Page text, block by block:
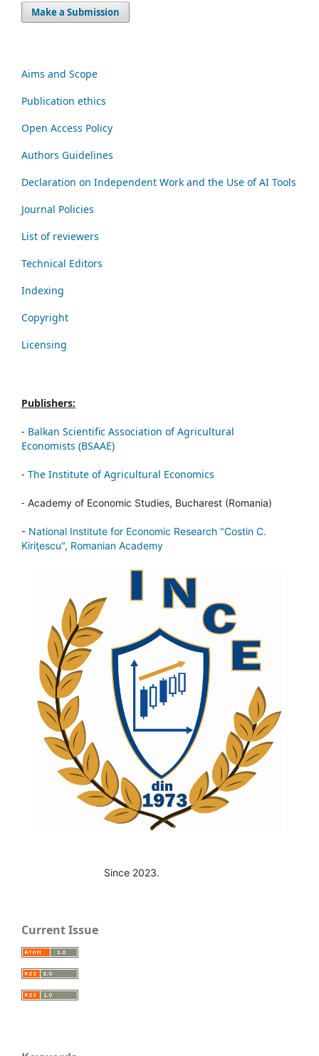
Make a Submission
Aims and Scope
Publication ethics
Open Access Policy
Authors Guidelines
Declaration on Independent Work and the Use of AI Tools
Journal Policies
List of reviewers
Technical Editors
Indexing
Copyright
Licensing
Publishers:
- Balkan Scientific Association of Agricultural
Economists (BSAAE)
- The Institute of Agricultural Economics
- Academy of Economic Studies, Bucharest (Romania)
- National Institute for Economic Research "Costin C.
Kiriţescu", Romanian Academy
Since 2023.
Current Issue